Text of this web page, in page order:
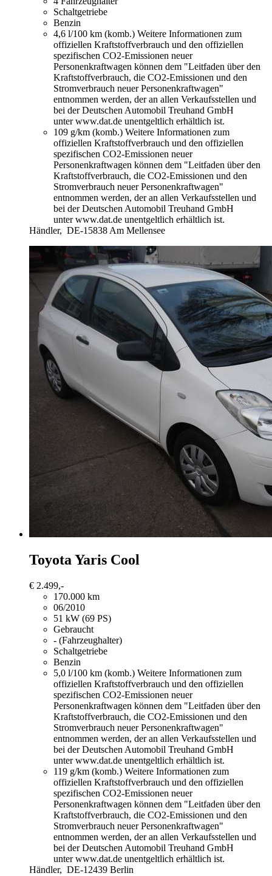
Schaltgetriebe
Benzin
4,6 l/100 km (komb.) Weitere Informationen zum
offiziellen Kraftstoffverbrauch und den offiziellen
spezifischen CO2-Emissionen neuer
Personenkraftwagen können dem "Leitfaden über den
Kraftstoffverbrauch, die CO2-Emissionen und den
Stromverbrauch neuer Personenkraftwagen"
entnommen werden, der an allen Verkaufsstellen und
bei der Deutschen Automobil Treuhand GmbH
unter www.dat.de unentgeltlich erhältlich ist.
109 g/km (komb.) Weitere Informationen zum
offiziellen Kraftstoffverbrauch und den offiziellen
spezifischen CO2-Emissionen neuer
Personenkraftwagen können dem "Leitfaden über den
Kraftstoffverbrauch, die CO2-Emissionen und den
Stromverbrauch neuer Personenkraftwagen"
entnommen werden, der an allen Verkaufsstellen und
bei der Deutschen Automobil Treuhand GmbH
unter www.dat.de unentgeltlich erhältlich ist.
Händler, DE-15838 Am Mellensee
Toyota Yaris Cool
€ 2.499,-
170.000 km
06/2010
51 kW (69 PS)
Gebraucht
- (Fahrzeughalter)
Schaltgetriebe
Benzin
5,0 l/100 km (komb.) Weitere Informationen zum
offiziellen Kraftstoffverbrauch und den offiziellen
spezifischen CO2-Emissionen neuer
Personenkraftwagen können dem "Leitfaden über den
Kraftstoffverbrauch, die CO2-Emissionen und den
Stromverbrauch neuer Personenkraftwagen"
entnommen werden, der an allen Verkaufsstellen und
bei der Deutschen Automobil Treuhand GmbH
unter www.dat.de unentgeltlich erhältlich ist.
119 g/km (komb.) Weitere Informationen zum
offiziellen Kraftstoffverbrauch und den offiziellen
spezifischen CO2-Emissionen neuer
Personenkraftwagen können dem "Leitfaden über den
Kraftstoffverbrauch, die CO2-Emissionen und den
Stromverbrauch neuer Personenkraftwagen"
entnommen werden, der an allen Verkaufsstellen und
bei der Deutschen Automobil Treuhand GmbH
unter www.dat.de unentgeltlich erhältlich ist.
Händler, DE-12439 Berlin